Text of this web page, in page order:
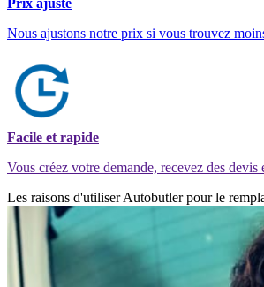
Nous ajustons notre prix si vous trouvez
Facile et rapide
Vous créez votre demande, recevez des
Les raisons d'utiliser Autobutler pour le